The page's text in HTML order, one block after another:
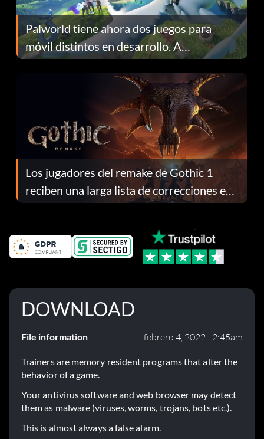
Palworld tiene ahora dos juegos para
móvil distintos en desarrollo. A
continuación te explicamos por qué.
Los jugadores del remake de Gothic 1
reciben una larga lista de correcciones en
el parche 1.0.4
DOWNLOAD
File information febrero 4, 2022 - 2:45am
Trainers are memory resident programs that alter the
behavior of a game.
Your antivirus software and web browser may detect
them as malware (viruses, worms, trojans, bots etc.).
This is almost always a false alarm.